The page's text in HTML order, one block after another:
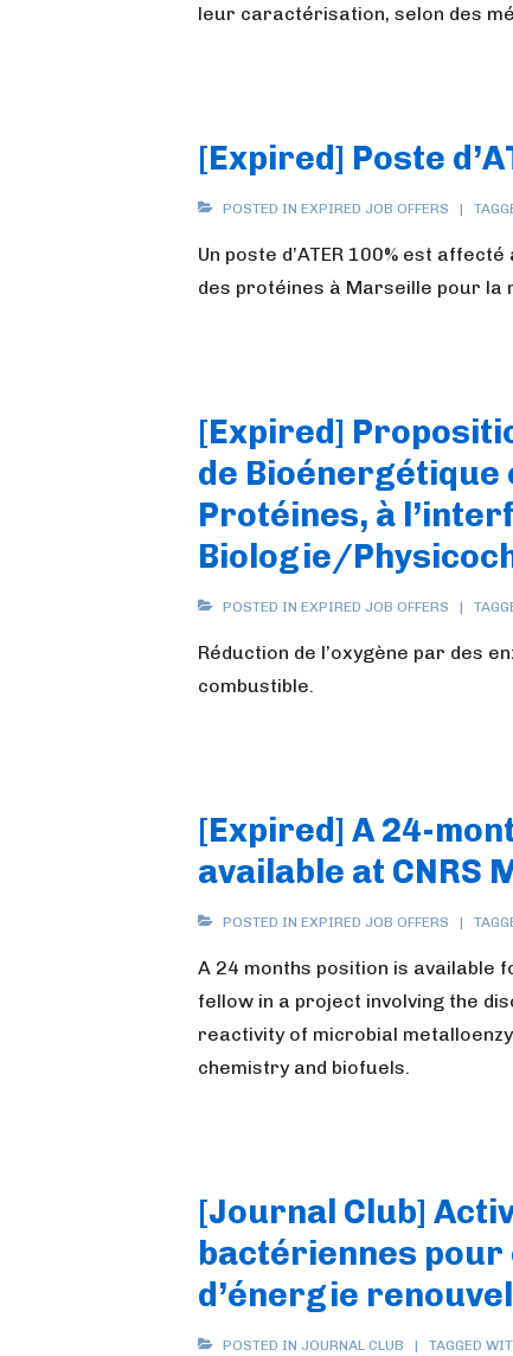
leur caractérisation, selon des
[Expired] Poste
POSTED IN EXPIRED JOB OFFERS
Un poste d’ATER 100% est
des protéines à Marseille pour la
[Expired]
de
Protéines, à
Biologie/
POSTED IN EXPIRED JOB OFFERS
Réduction de l’oxygène par des
combustible.
[Expired] A 24-
available at CNRS
POSTED IN EXPIRED JOB OFFERS
A 24 months position is available
fellow in a project involving the
reactivity of microbial
chemistry and biofuels.
[Journal Club]
bactériennes pour
d’énergie
POSTED IN JOURNAL CLUB TAGGED